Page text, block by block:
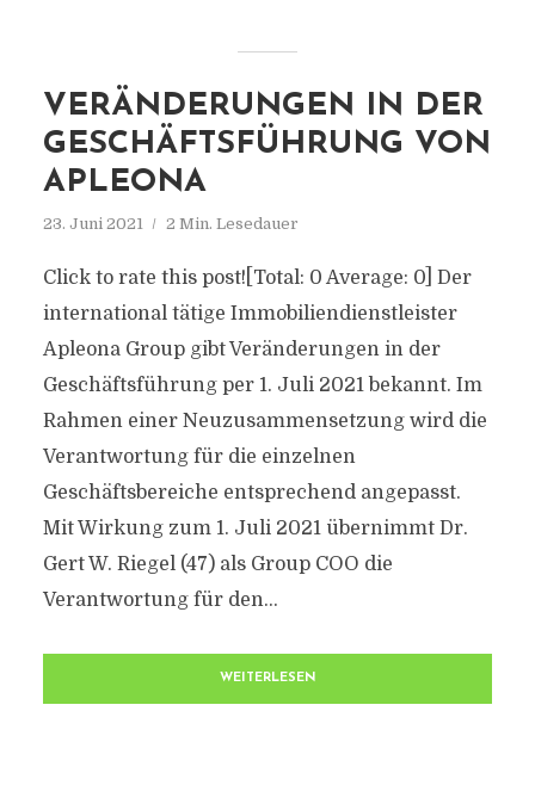
VERÄNDERUNGEN IN DER
GESCHÄFTSFÜHRUNG VON
APLEONA
23. Juni 2021 2 Min. Lesedauer
Click to rate this post![Total: 0 Average: 0] Der
international tätige Immobiliendienstleister
Apleona Group gibt Veränderungen in der
Geschäftsführung per 1. Juli 2021 bekannt. Im
Rahmen einer Neuzusammensetzung wird die
Verantwortung für die einzelnen
Geschäftsbereiche entsprechend angepasst.
Mit Wirkung zum 1. Juli 2021 übernimmt Dr.
Gert W. Riegel (47) als Group COO die
Verantwortung für den...
WEITERLESEN